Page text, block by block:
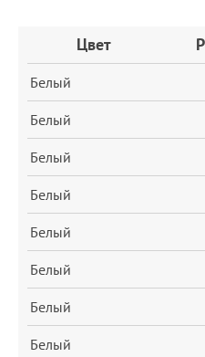
ЗаказЦвет
Белый
Белый
Белый
Белый
Белый
Белый
Белый
Белый